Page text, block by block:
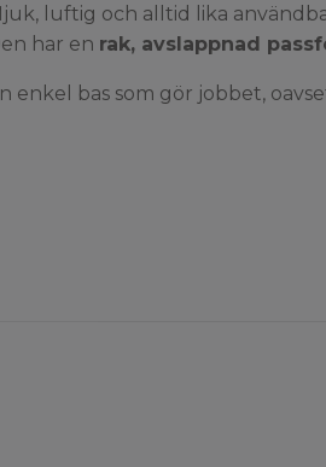
luftig och alltid lika
har en rak, avslappnad
enkel bas som gör jobbet,